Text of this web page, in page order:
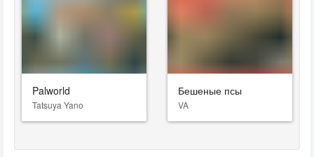
Palworld
Tatsuya Yano
Бешеные псы
VA